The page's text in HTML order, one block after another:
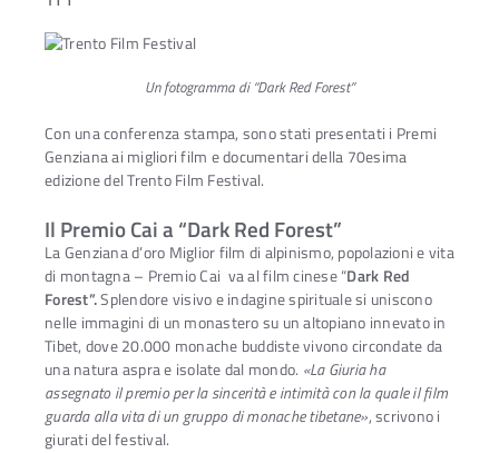
Un fotogramma di “Dark Red Forest”
Con una conferenza stampa, sono stati presentati i Premi
Genziana ai migliori film e documentari della 70esima
edizione del Trento Film Festival.
Il Premio Cai a “Dark Red Forest”
La Genziana d’oro Miglior film di alpinismo, popolazioni e vita
di montagna – Premio Cai va al film cinese “Dark Red
Forest”.Splendore visivo e indagine spirituale si uniscono
nelle immagini di un monastero su un altopiano innevato in
Tibet, dove 20.000 monache buddiste vivono circondate da
una natura aspra e isolate dal mondo. «La Giuria ha
assegnato il premio per la sincerità e intimità con la quale il film
guarda alla vita di un gruppo di monache tibetane», scrivono i
giurati del festival.